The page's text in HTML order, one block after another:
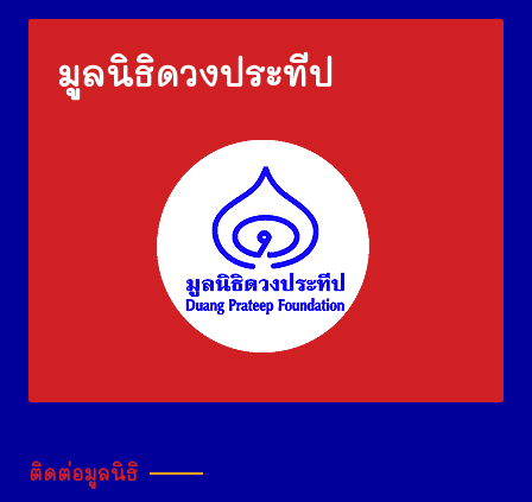
มูลนิธิดวงประทีป
ติดต่อมูลนิธิ